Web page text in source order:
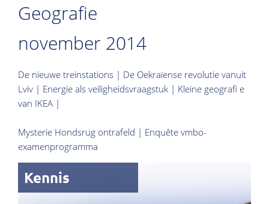
Geografie
november 2014
De nieuwe treinstations | De Oekraïense revolutie vanuit
Lviv | Energie als veiligheidsvraagstuk | Kleine geografi e
van IKEA |
Mysterie Hondsrug ontrafeld | Enquête vmbo-
examenprogramma
Kennis